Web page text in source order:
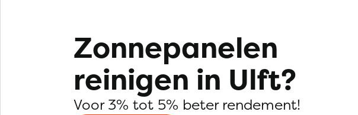
Zonnepanelen
reinigen in Ulft?
Voor 3% tot 5% beter rendement!